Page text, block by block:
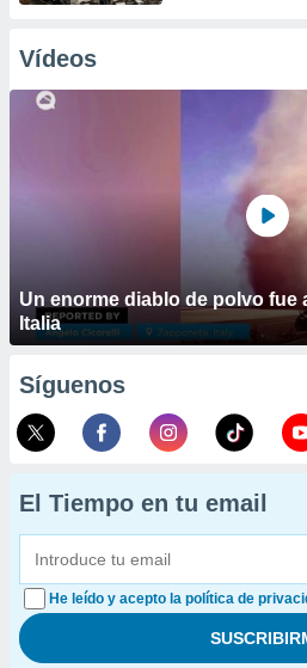
Vídeos
Un enorme diablo de polvo fue
Italia
Síguenos
El Tiempo en tu email
He leído y acepto la política de